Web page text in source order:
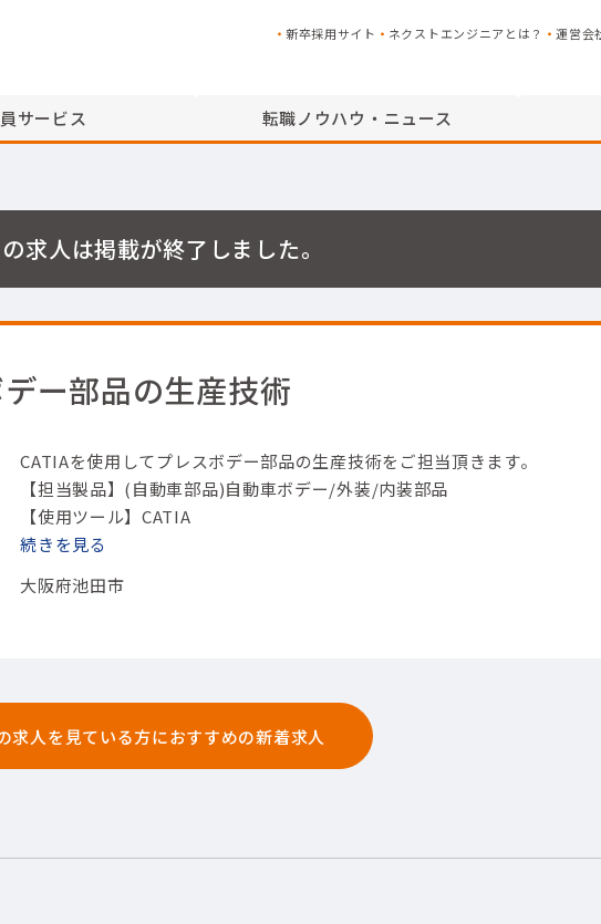
新卒採用サイト ネクストエンジニアとは？ 運営会
サービス 転職ノウハウ・ニュース
求人は掲載が終了しました。
ー部品の生産技術
CATIAを使用してプレスボデー部品の生産技術をご担当頂きます。
【担当製品】(自動車部品)自動車ボデー/外装/内装部品
【使用ツール】CATIA
続きを
大阪府池田市
求人を見ている方におすすめの新着求人